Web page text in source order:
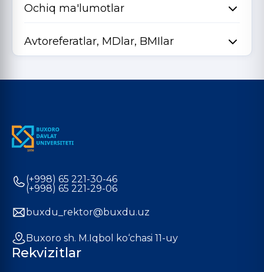
Ochiq ma'lumotlar
Avtoreferatlar, MDlar, BMIlar
(+998) 65 221-30-46
(+998) 65 221-29-06
buxdu_rektor@buxdu.uz
Buxoro sh. M.Iqbol ko‘chasi 11-uy
Rekvizitlar